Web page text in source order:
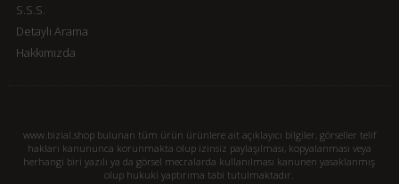
S.S.S.
Detaylı Arama
Hakkımızda
www.bizial.shop bulunan tüm ürün ürünlere ait açıklayıcı bilgiler, görseller telif
hakları kanununca korunmakta olup izinsiz paylaşılması, kopyalanması veya
herhangi biri yazılı ya da görsel mecralarda kullanılması kanunen yasaklanmış
olup hukuki yaptırıma tabi tutulmaktadır.